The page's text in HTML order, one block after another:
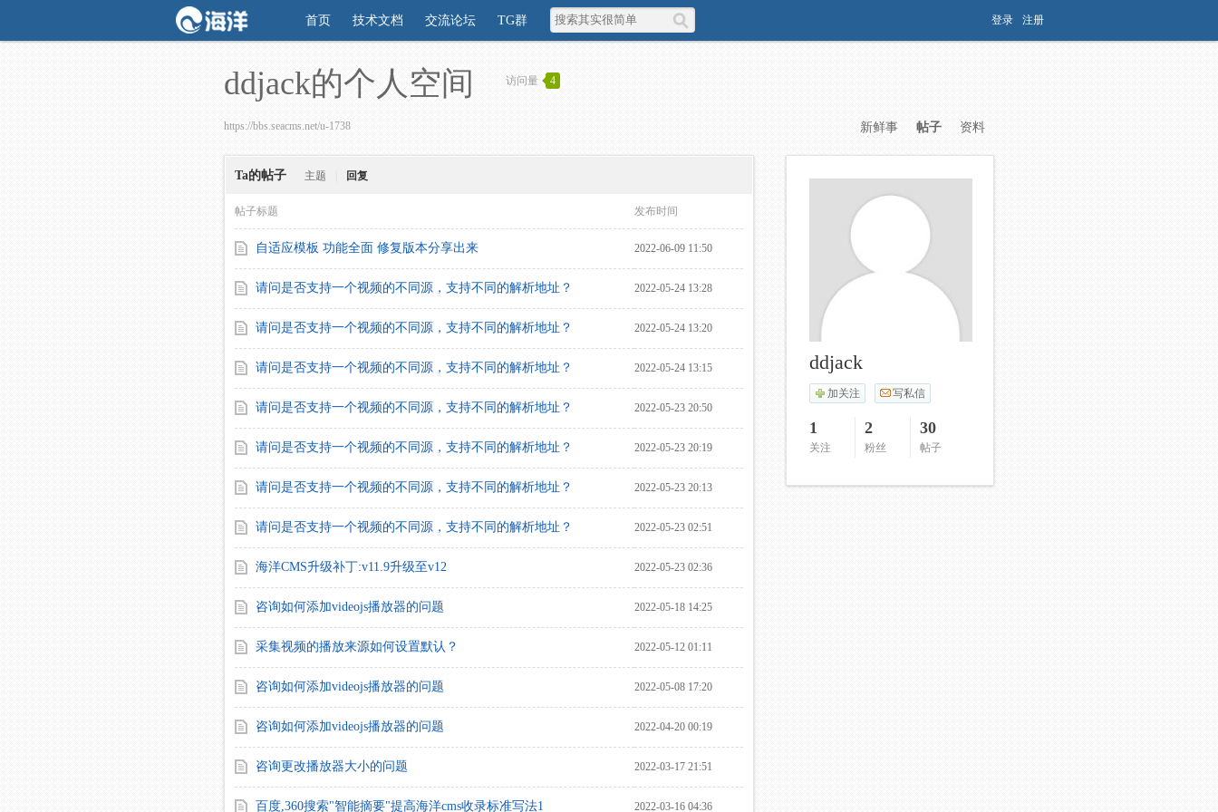
首页 技术文档 交流论坛 TG群 登录 注册
ddjack的个人空间 访问量 4
新鲜事 帖子 资料
https://bbs.seacms.net/u-1738
Ta的帖子 主题 回复
帖子标题 发布时间
自适应模板 功能全面 修复版本分享出来 2022-06-09 11:50
请问是否支持一个视频的不同源，支持不同的解析地址？ 2022-05-24 13:28
请问是否支持一个视频的不同源，支持不同的解析地址？ 2022-05-24 13:20
请问是否支持一个视频的不同源，支持不同的解析地址？ 2022-05-24 13:15
请问是否支持一个视频的不同源，支持不同的解析地址？ 2022-05-23 20:50
请问是否支持一个视频的不同源，支持不同的解析地址？ 2022-05-23 20:19
请问是否支持一个视频的不同源，支持不同的解析地址？ 2022-05-23 20:13
请问是否支持一个视频的不同源，支持不同的解析地址？ 2022-05-23 02:51
海洋CMS升级补丁:v11.9升级至v12 2022-05-23 02:36
咨询如何添加videojs播放器的问题 2022-05-18 14:25
采集视频的播放来源如何设置默认？ 2022-05-12 01:11
咨询如何添加videojs播放器的问题 2022-05-08 17:20
咨询如何添加videojs播放器的问题 2022-04-20 00:19
咨询更改播放器大小的问题 2022-03-17 21:51
百度,360搜索"智能摘要"提高海洋cms收录标准写法1 2022-03-16 04:36
ddjack
加关注 写私信
1
关注
2
粉丝
30
帖子